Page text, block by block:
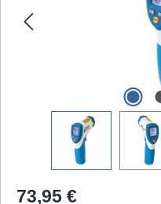
Regulärer Preis:
73,95 €